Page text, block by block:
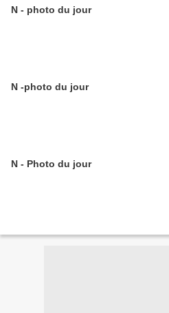
N - photo du jour
N -photo du jour
N - Photo du jour